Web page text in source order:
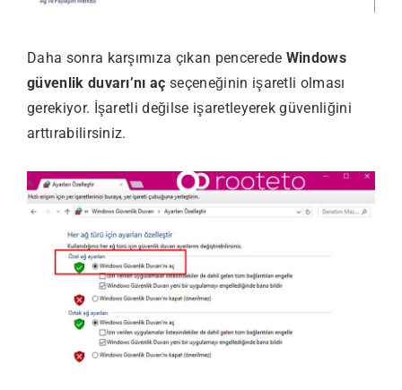
Daha sonra karşımıza çıkan pencerede Windows
güvenlik duvarı’nı aç seçeneğinin işaretli olması
gerekiyor. İşaretli değilse işaretleyerek güvenliğini
arttırabilirsiniz.